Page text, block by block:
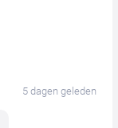
5 dagen geleden